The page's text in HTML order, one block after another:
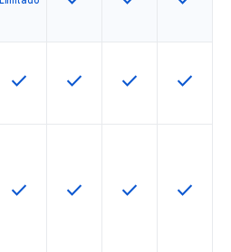
Esta función está disponible en
check Esta función está
check Esta función
check Esta
check
Esta función está disponible en
check Esta función está
check Esta función
check Esta
check